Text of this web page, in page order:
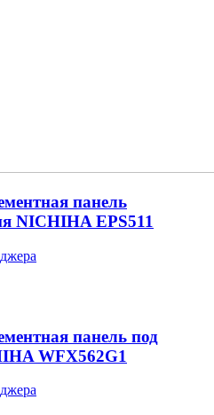
панель
NICHIHA EPS511
панель под
WFX562G1